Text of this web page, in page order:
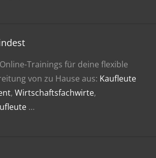
Trainings für deine flexible
von zu Hause aus: Kaufleute
, Wirtschaftsfachwirte,
…